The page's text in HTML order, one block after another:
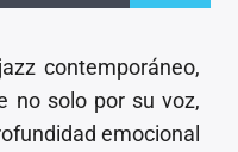
contemporáneo,
no solo por su voz,
emocional